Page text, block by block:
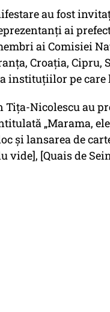
au fost
ai
ai Comisiei
Croația, Cipru,
instituțiilor pe care
Tița-Nicolescu au
„Marama,
și lansarea de
vide], [Quais de